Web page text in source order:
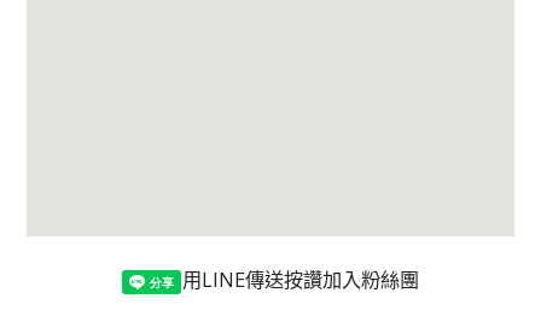
用LINE傳送按讚加入粉絲團